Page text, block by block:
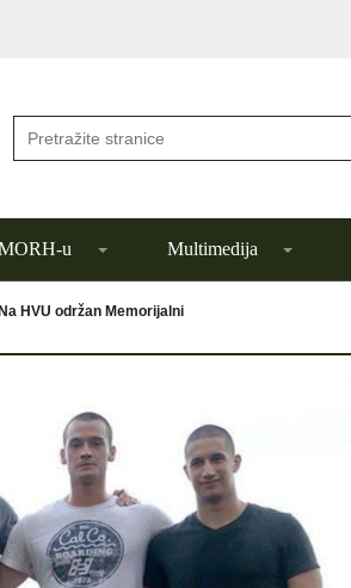
u Multimedija
Na HVU održan Memorijalni